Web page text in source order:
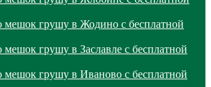
мешок грушу в Жодино с бесплатной
мешок грушу в Заславле с бесплатной
мешок грушу в Иваново с бесплатной